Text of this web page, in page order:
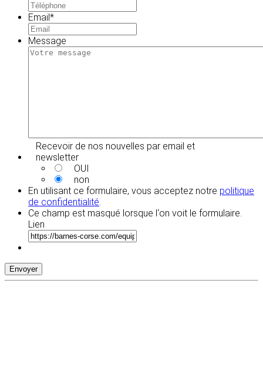
Email*
Message
Recevoir de nos nouvelles par email et
newsletter
OUI
non
En utilisant ce formulaire, vous acceptez notre politique
de confidentialité
Ce champ est masqué lorsque l‘on voit le formulaire.
Lien
Envoyer